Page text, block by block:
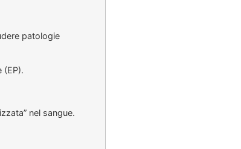
patologie
(EP).
nel sangue.